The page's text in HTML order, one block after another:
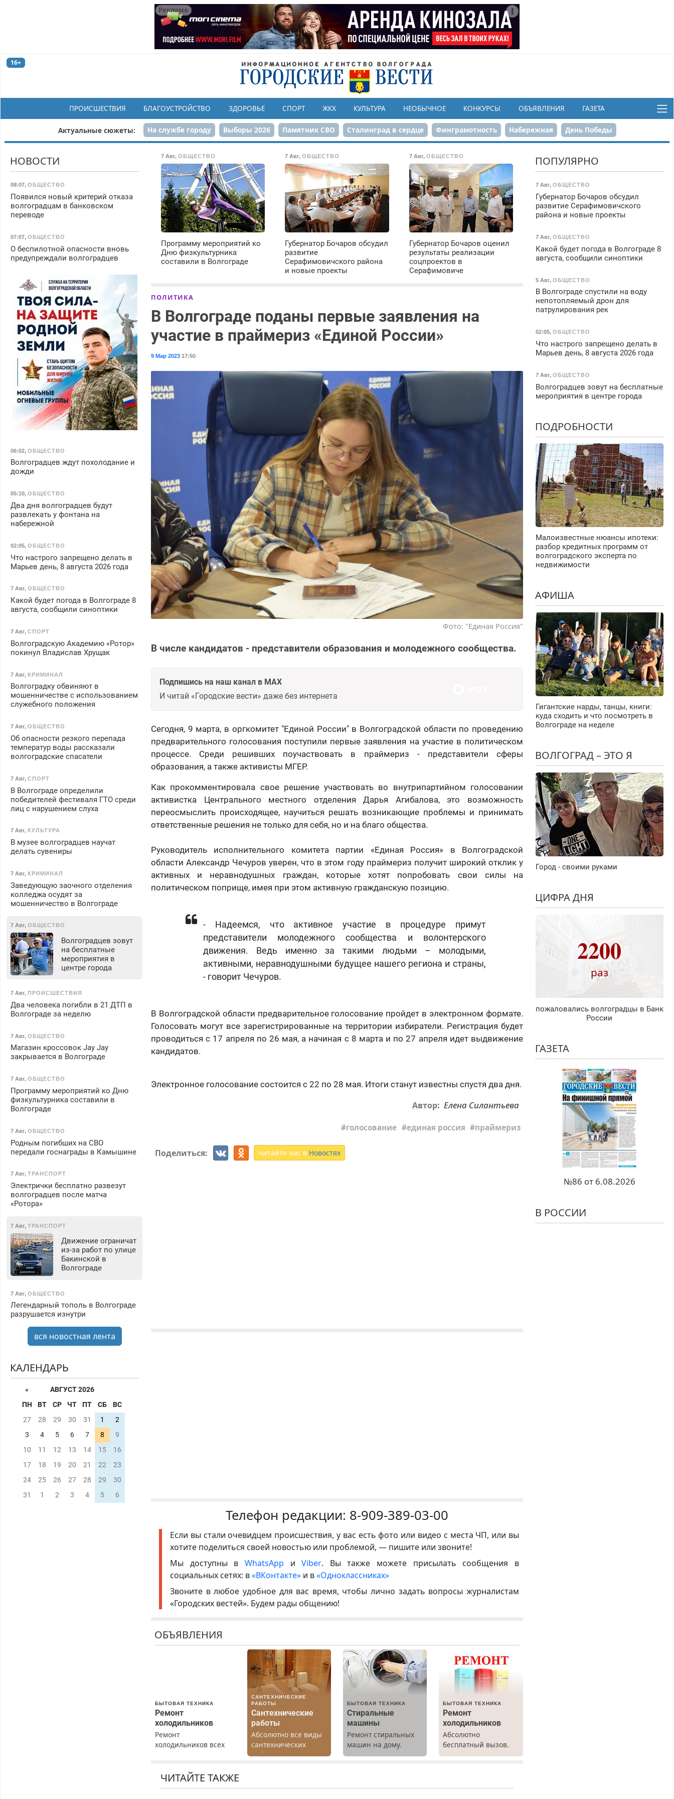
Реклама
16+
ПРОИСШЕСТВИЯ БЛАГОУСТРОЙСТВО ЗДОРОВЬЕ СПОРТ ЖКХ КУЛЬТУРА НЕОБЫЧНОЕ КОНКУРСЫ ОБЪЯВЛЕНИЯ ГАЗЕТА
Актуальные сюжеты: На службе городу Выборы 2026 Памятник СВО Сталинград в сердце Финграмотность Набережная День Победы
Реконструкция ЦПКиО 80-летие Победы Парк Героев-летчиков
7 Авг,ОБЩЕСТВО
Программу мероприятий ко
Дню физкультурника
составили в Волгограде
7 Авг,ОБЩЕСТВО
Губернатор Бочаров обсудил
развитие
Серафимовичского района
и новые проекты
7 Авг, ОБЩЕСТВО
Губернатор Бочаров оценил
результаты реализации
соцпроектов в
Серафимовиче
ПОЛИТИКА
В Волгограде поданы первые заявления на
участие в праймериз «Единой России»
9 Мар 2023 17:50
Фото: "Единая Россия"
В числе кандидатов - представители образования и молодежного сообщества.
Подпишись на наш канал в MAX
И читай «Городские вести» даже без интернета
Сегодня, 9 марта, в оргкомитет "Единой России" в Волгоградской области по проведению
предварительного голосования поступили первые заявления на участие в политическом
процессе. Среди решивших поучаствовать в праймериз - представители сферы
образования, а также активисты МГЕР.
Как прокомментировала свое решение участвовать во внутрипартийном голосовании
активистка Центрального местного отделения Дарья Агибалова, это возможность
переосмыслить происходящее, научиться решать возникающие проблемы и принимать
ответственные решения не только для себя, но и на благо общества.
Руководитель исполнительного комитета партии «Единая Россия» в Волгоградской
области Александр Чечуров уверен, что в этом году праймериз получит широкий отклик у
активных и неравнодушных граждан, которые хотят попробовать свои силы на
политическом поприще, имея при этом активную гражданскую позицию.
​- Надеемся, что активное участие в процедуре примут
представители молодежного сообщества и волонтерского
движения. Ведь именно за такими людьми – молодыми,
активными, неравнодушными будущее нашего региона и страны,
- говорит Чечуров.
В Волгоградской области предварительное голосование пройдет в электронном формате.
Голосовать могут все зарегистрированные на территории избиратели. Регистрация будет
проводиться с 17 апреля по 26 мая, а начиная с 8 марта и по 27 апреля идет выдвижение
кандидатов.
Электронное голосование состоится с 22 по 28 мая. Итоги станут известны спустя два дня.
Автор: Елена Силантьева
голосование единая россия праймериз
Поделиться: читайте нас в Новостях
Телефон редакции: 8-909-389-03-00
Если вы стали очевидцем происшествия, у вас есть фото или видео с места ЧП, или вы
хотите поделиться своей новостью или проблемой, — пишите или звоните!
Мы доступны в WhatsApp иViber. Вы также можете присылать сообщения в
социальных сетях: в«ВКонтакте» и в«Одноклассниках»
Звоните в любое удобное для вас время, чтобы лично задать вопросы журналистам
«Городских вестей». Будем рады общению!
ОБЪЯВЛЕНИЯ
БЫТОВАЯ ТЕХНИКА
Ремонт
холодильников
Ремонт
холодильников всех
резины. Качественно.
Недорого. Без
САНТЕХНИЧЕСКИЕ
РАБОТЫ
Сантехнические
работы
Абсолютно все виды
сантехнических
работ. Быстро.
БЫТОВАЯ ТЕХНИКА
Стиральные
машины
Ремонт стиральных
машин на дому.
Выезд и диагностика
БЫТОВАЯ ТЕХНИКА
Ремонт
холодильников
Абсолютно
бесплатный вызов.
Ремонт
ЧИТАЙТЕ ТАКЖЕ
НОВОСТИ
08:07, ОБЩЕСТВО
Появился новый критерий отказа
волгоградцам в банковском
переводе
07:07, ОБЩЕСТВО
О беспилотной опасности вновь
предупреждали волгоградцев
06:02, ОБЩЕСТВО
Волгоградцев ждут похолодание и
дожди
05:10, ОБЩЕСТВО
Два дня волгоградцев будут
развлекать у фонтана на
набережной
02:05, ОБЩЕСТВО
Что настрого запрещено делать в
Марьев день, 8 августа 2026 года
7 Авг, ОБЩЕСТВО
Какой будет погода в Волгограде 8
августа, сообщили синоптики
7 Авг, СПОРТ
Волгоградскую Академию «Ротор»
покинул Владислав Хрущак
7 Авг, КРИМИНАЛ
Волгоградку обвиняют в
мошенничестве с использованием
служебного положения
7 Авг, ОБЩЕСТВО
Об опасности резкого перепада
температур воды рассказали
волгоградские спасатели
7 Авг, СПОРТ
В Волгограде определили
победителей фестиваля ГТО среди
лиц с нарушением слуха
7 Авг, КУЛЬТУРА
В музее волгоградцев научат
делать сувениры
7 Авг, КРИМИНАЛ
Заведующую заочного отделения
колледжа осудят за
мошенничество в Волгограде
7 Авг, ОБЩЕСТВО
Волгоградцев зовут
на бесплатные
мероприятия в
центре города
7 Авг, ПРОИСШЕСТВИЯ
Два человека погибли в 21 ДТП в
Волгограде за неделю
7 Авг, ОБЩЕСТВО
Магазин кроссовок Jay Jay
закрывается в Волгограде
7 Авг, ОБЩЕСТВО
Программу мероприятий ко Дню
физкультурника составили в
Волгограде
7 Авг, ОБЩЕСТВО
Родным погибших на СВО
передали госнаграды в Камышине
7 Авг, ТРАНСПОРТ
Электрички бесплатно развезут
волгоградцев после матча
«Ротора»
7 Авг, ТРАНСПОРТ
Движение ограничат
из-за работ по улице
Бакинской в
Волгограде
7 Авг, ОБЩЕСТВО
Легендарный тополь в Волгограде
разрушается изнутри
вся новостная лента
КАЛЕНДАРЬ
«
АВГУСТ 2026
ПН
ВТ СР ЧТ ПТ СБ
ВС
27
28 29 30 31 1
2
3
4 5 6 7 8
9
10
11 12 13 14 15
16
17
18 19 20 21 22
23
24
25 26 27 28 29
30
31
1 2 3 4 5 6
ПОПУЛЯРНО
7 Авг, ОБЩЕСТВО
Губернатор Бочаров обсудил
развитие Серафимовичского
района и новые проекты
7 Авг, ОБЩЕСТВО
Какой будет погода в Волгограде 8
августа, сообщили синоптики
5 Авг, ОБЩЕСТВО
В Волгограде спустили на воду
непотопляемый дрон для
патрулирования рек
02:05, ОБЩЕСТВО
Что настрого запрещено делать в
Марьев день, 8 августа 2026 года
7 Авг, ОБЩЕСТВО
Волгоградцев зовут на бесплатные
мероприятия в центре города
ПОДРОБНОСТИ
Малоизвестные нюансы ипотеки:
разбор кредитных программ от
волгоградского эксперта по
недвижимости
АФИША
Гигантские нарды, танцы, книги:
куда сходить и что посмотреть в
Волгограде на неделе
ВОЛГОГРАД – ЭТО Я
Город - своими руками
ЦИФРА ДНЯ
2200
раз
пожаловались волгоградцы в Банк
России
ГАЗЕТА
№86 от 6.08.2026
В РОССИИ